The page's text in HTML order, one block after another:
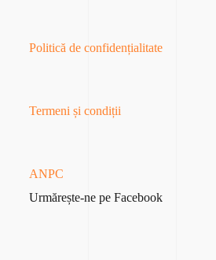
Politică de confidențialitate
Termeni și condiții
ANPC
Urmărește-ne pe Facebook